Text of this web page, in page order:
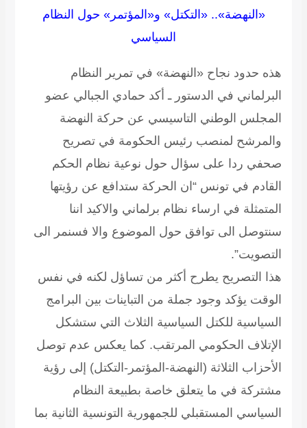
«النهضة».. «التكتل» و«المؤتمر» حول النظام
السياسي
هذه حدود نجاح «النهضة» في تمرير النظام
البرلماني في الدستور ـ أكد حمادي الجبالي عضو
المجلس الوطني التاسيسي عن حركة النهضة
والمرشح لمنصب رئيس الحكومة في تصريح
صحفي ردا على سؤال حول نوعية نظام الحكم
القادم في تونس “ان الحركة ستدافع عن رؤيتها
المتمثلة في ارساء نظام برلماني والاكيد اننا
سنتوصل الى توافق حول الموضوع والا فسنمر الى
التصويت”.
هذا التصريح يطرح أكثر من تساؤل لكنه في نفس
الوقت يؤكد وجود جملة من التباينات بين البرامج
السياسية للكتل السياسية الثلاث التي ستشكل
الإتلاف الحكومي المرتقب. كما يعكس عدم توصل
الأحزاب الثلاثة (النهضة-المؤتمر-التكتل) إلى رؤية
مشتركة في ما يتعلق خاصة بطبيعة النظام
السياسي المستقبلي للجمهورية التونسية الثانية بما